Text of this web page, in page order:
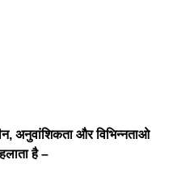
अनुवांशिकता और विभिन्नताओ
है –